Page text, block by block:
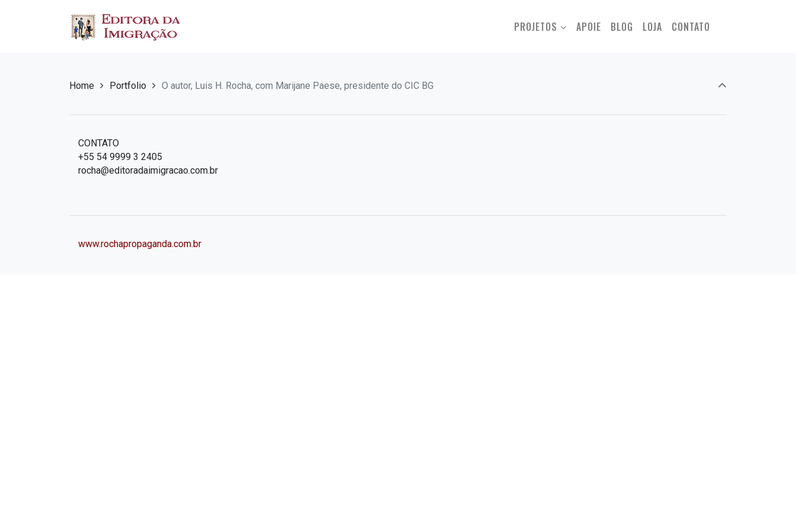
PROJETOS APOIE BLOG LOJA CONTATO
Home Portfolio O autor, Luis H. Rocha, com Marijane Paese, presidente do CIC BG
CONTATO
+55 54 9999 3 2405
rocha@editoradaimigracao.com.br
www.rochapropaganda.com.br